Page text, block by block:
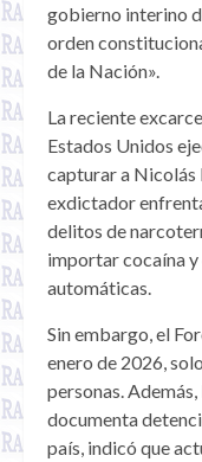
gobierno interino
orden
de la Nación».
La reciente
Estados Unidos
capturar a Nicolás
exdictador
delitos de
importar cocaína y
automáticas.
Sin embargo, el
enero de 2026,
personas.
documenta
país, indicó que